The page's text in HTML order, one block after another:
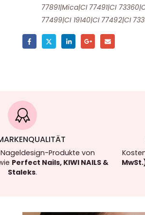
77891|Mica|CI 77491|CI
77499|CI 19140|CI 77492|CI
Produkte von
Perfect Nails, KIWI NAILS &
Staleks.